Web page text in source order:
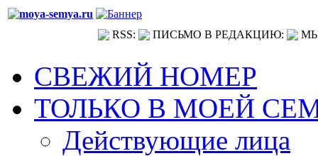
RSS: ПИСЬМО В РЕДАКЦИЮ:
СВЕЖИЙ НОМЕР
ТОЛЬКО В МОЕЙ
Действующие лица